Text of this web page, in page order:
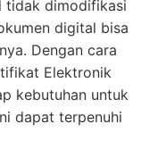
tidak dimodifikasi
digital bisa
Dengan cara
Elektronik
kebutuhan untuk
dapat terpenuhi